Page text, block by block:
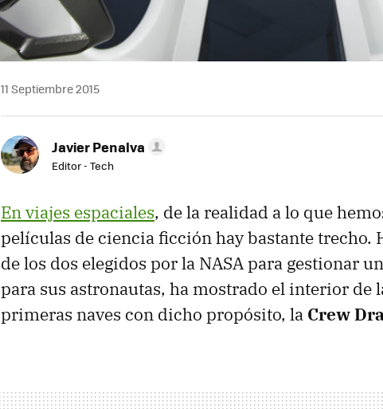
11 Septiembre 2015
Javier Penalva
Editor - Tech
En viajes espaciales, de la realidad a lo que
películas de ciencia ficción hay bastante trecho.
de los dos elegidos por la NASA para gestionar
para sus astronautas, ha mostrado el interior de
primeras naves con dicho propósito, la Crew